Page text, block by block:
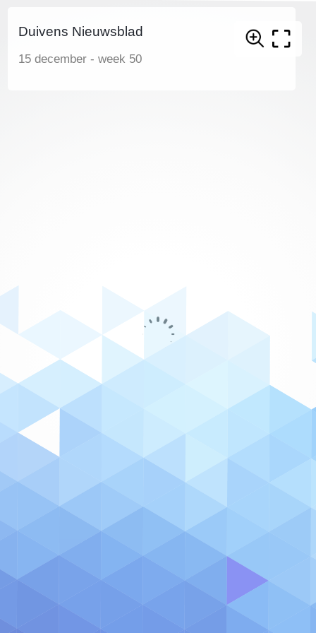
Duivens Nieuwsblad
15 december - week 50